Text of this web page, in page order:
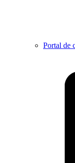
Portal de